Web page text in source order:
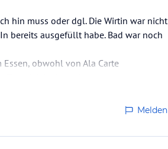
hin muss oder dgl. Die Wirtin war nicht
bereits ausgefüllt habe. Bad war noch
obwohl von Ala Carte
Melden